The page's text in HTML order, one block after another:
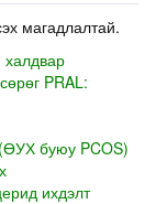
магадлалтай.
халдвар
PRAL:
буюу PCOS)
ихдэлт